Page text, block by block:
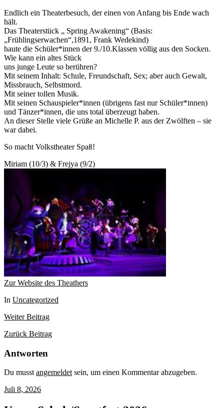
Endlich ein Theaterbesuch, der einen von Anfang bis Ende wach
hält.
Das Theaterstück „ Spring Awakening“ (Basis:
„Frühlingserwachen“,1891, Frank Wedekind)
haute die Schüler*innen der 9./10.Klassen völlig aus den Socken.
Wie kann ein altes Stück
uns junge Leute so berühren?
Mit seinem Inhalt: Schule, Freundschaft, Sex; aber auch Gewalt,
Missbrauch, Selbstmord.
Mit seiner tollen Musik.
Mit seinen Schauspieler*innen (übrigens fast nur Schüler*innen)
und Tänzer*innen, die uns total überzeugt haben.
An dieser Stelle viele Grüße an Michelle P. aus der Zwölften – sie
war dabei.
So macht Volkstheater Spaß!
Miriam (10/3) & Frejya (9/2)
Zur Website des Theathers
In Uncategorized
WeiterBeitrag
Zurück Beitrag
Antworten
Du musst angemeldet sein, um einen Kommentar abzugeben.
Juli 8, 2026